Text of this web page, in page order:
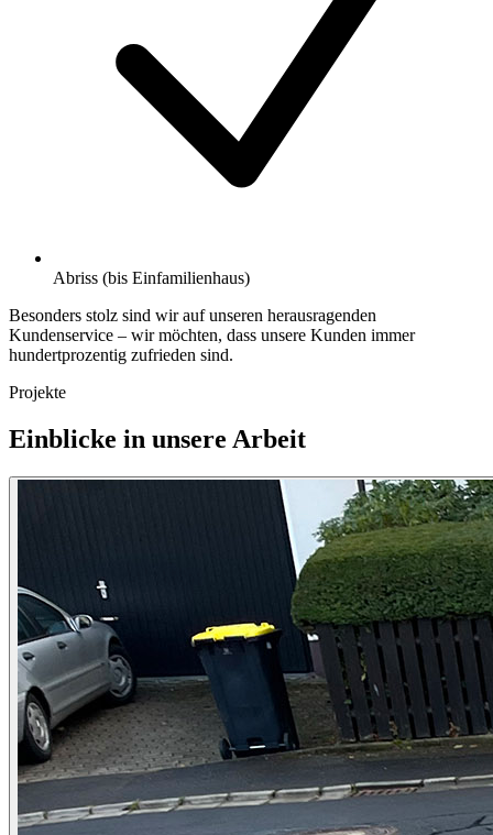
Abriss (bis Einfamilienhaus)
Besonders stolz sind wir auf unseren herausragenden
Kundenservice – wir möchten, dass unsere Kunden immer
hundertprozentig zufrieden sind.
Projekte
Einblicke in unsere Arbeit